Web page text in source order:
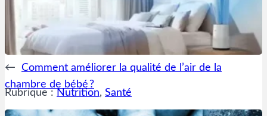
←
Comment améliorer la qualité de l’air de la
chambre de bébé ?
Rubrique : Nutrition, Santé